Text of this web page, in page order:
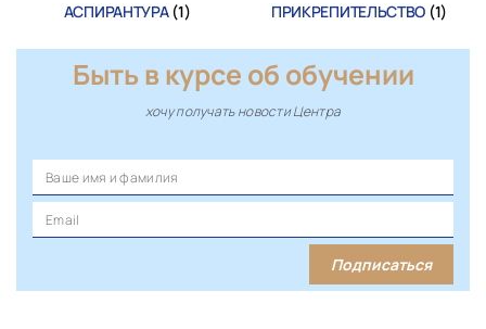
АСПИРАНТУРА (1) ПРИКРЕПИТЕЛЬСТВО (1)
Быть в курсе об обучении
хочу получать новости Центра
Подписаться